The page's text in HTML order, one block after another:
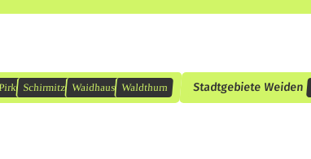
Schirmitz Waidhaus Waldthurn Stadtgebiete Weiden